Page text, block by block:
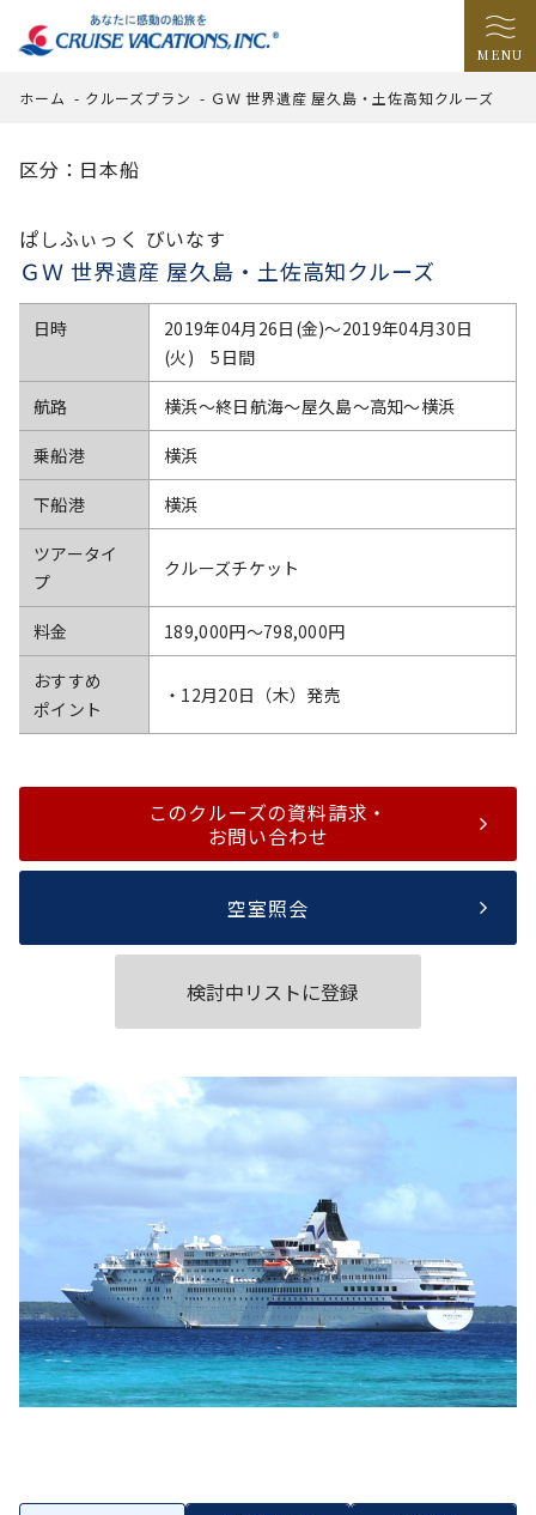
MENU
ホーム - クルーズプラン - ＧＷ 世界遺産 屋久島・土佐高知クルーズ
区分：日本船
ぱしふぃっく びいなす
ＧＷ 世界遺産 屋久島・土佐高知クルーズ
日時
2019年04月26日(金)〜2019年04月30日
(火) 5日間
航路 横浜～終日航海～屋久島～高知～横浜
乗船港 横浜
下船港 横浜
ツアータイ
プ
クルーズチケット
料金 189,000円〜798,000円
おすすめ
ポイント
・12月20日（木）発売
このクルーズの資料請求・
お問い合わせ
空室照会
検討中リストに登録